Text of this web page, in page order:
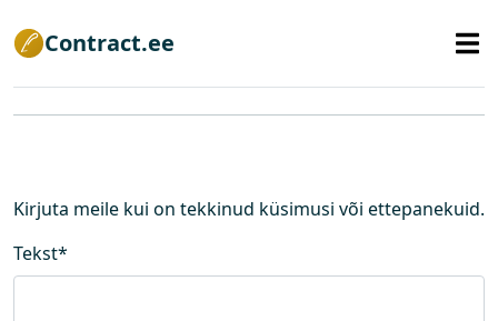
Contract.ee
Kirjuta meile kui on tekkinud küsimusi või ettepanekuid.
Tekst*